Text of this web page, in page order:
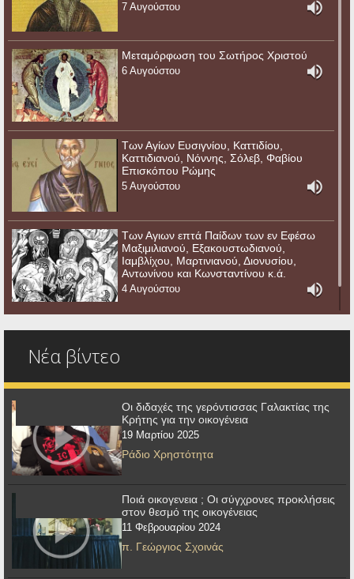
7 Αυγούστου
Μεταμόρφωση του Σωτήρος Χριστού
6 Αυγούστου
Των Αγίων Ευσιγνίου, Καττιδίου,
Καττιδιανού, Νόννης, Σόλεβ, Φαβίου
Επισκόπου Ρώμης
5 Αυγούστου
Των Αγιων επτά Παίδων των εν Εφέσω
Μαξιμιλιανού, Εξακουστωδιανού,
Ιαμβλίχου, Μαρτινιανού, Διονυσίου,
Αντωνίνου και Κωνσταντίνου κ.ά.
4 Αυγούστου
Νέα βίντεο
Οι διδαχές της γερόντισσας Γαλακτίας της
Κρήτης για την οικογένεια
19 Μαρτίου 2025
Ράδιο Χρηστότητα
Ποιά οικογενεια ; Οι σύγχρονες προκλήσεις
στον θεσμό της οικογένειας
11 Φεβρουαρίου 2024
π. Γεώργιος Σχοινάς